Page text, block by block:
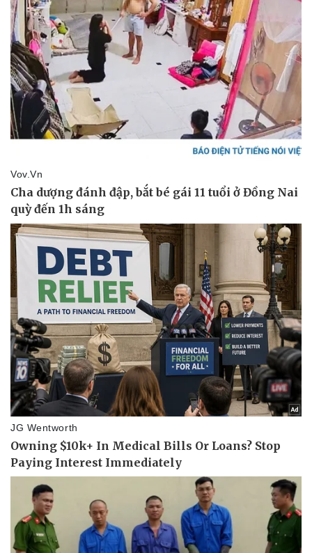
Doanh nghiệp
Thông tin doanh nghiệp
Doanh nghiệp 24h
Doanh nhân
Vì cộng đồng
Công nghệ
Sành điệu
Tin Công nghệ
Trải nghiệm
Chuyển đổi số